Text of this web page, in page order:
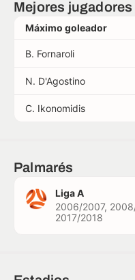
Mejores jugadores
Máximo goleador
B. Fornaroli
N. D'Agostino
C. Ikonomidis
Palmarés
Liga A
2006/2007,
2017/2018